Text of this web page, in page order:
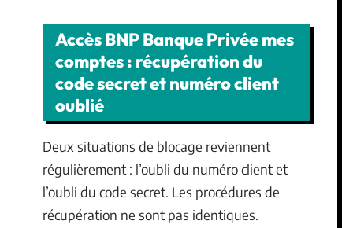
Accès BNP Banque Privée mes
comptes : récupération du
code secret et numéro client
oublié
Deux situations de blocage reviennent
régulièrement : l’oubli du numéro client et
l’oubli du code secret. Les procédures de
récupération ne sont pas identiques.